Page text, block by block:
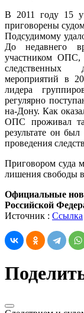
В 2011 году 15
приговорены
Подсудимому
До недавнего
участником ОПС,
следственных
мероприятий в
лидера
регулярно
на-Дону. Как
ОПС проживал
результате он
проведения
Приговором суда
лишения свободы
Официальные
Российской
Источник : Ссылка